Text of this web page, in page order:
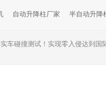
自动升降柱厂家 半自动升降
车碰撞测试！实现零入侵达到国